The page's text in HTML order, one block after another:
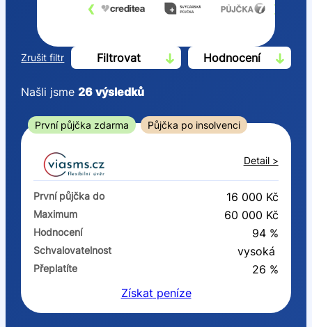
‹ ›
Zrušit filtr Filtrovat Hodnocení
Od
První půjčka zdarma
–
ano
Ve zkušebce
ano
Našli jsme26 výsledků
První půjčka zdarma Půjčka po insolvenci
Detail >
První půjčka do 16 000 Kč
Maximum 60 000 Kč
Hodnocení 94 %
Schvalovatelnost vysoká
Přeplatíte
26 %
Získat peníze